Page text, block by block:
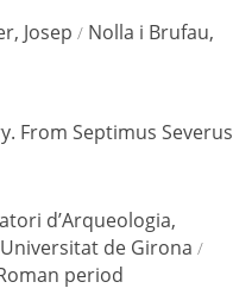
Josep / Nolla i Brufau,
From Septimus Severus
d’Arqueologia,
de Girona /
period